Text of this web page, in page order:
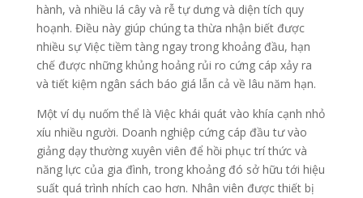
hành, và nhiều lá cây và rễ tự dưng và diện tích quy
hoạnh. Điều này giúp chúng ta thừa nhận biết được
nhiều sự Việc tiềm tàng ngay trong khoảng đầu, hạn
chế được những khủng hoảng rủi ro cứng cáp xảy ra
và tiết kiệm ngân sách báo giá lẫn cả về lâu năm hạn.
Một ví dụ nuốm thể là Việc khái quát vào khía cạnh nhỏ
xíu nhiều người. Doanh nghiệp cứng cáp đầu tư vào
giảng dạy thường xuyên viên để hồi phục trí thức và
năng lực của gia đình, trong khoảng đó sở hữu tới hiệu
suất quá trình nhích cao hơn. Nhân viên được thiết bị